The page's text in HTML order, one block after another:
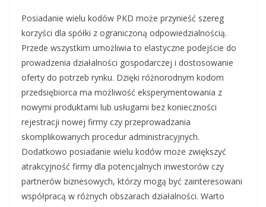
Posiadanie wielu kodów PKD może przynieść szereg
korzyści dla spółki z ograniczoną odpowiedzialnością.
Przede wszystkim umożliwia to elastyczne podejście do
prowadzenia działalności gospodarczej i dostosowanie
oferty do potrzeb rynku. Dzięki różnorodnym kodom
przedsiębiorca ma możliwość eksperymentowania z
nowymi produktami lub usługami bez konieczności
rejestracji nowej firmy czy przeprowadzania
skomplikowanych procedur administracyjnych.
Dodatkowo posiadanie wielu kodów może zwiększyć
atrakcyjność firmy dla potencjalnych inwestorów czy
partnerów biznesowych, którzy mogą być zainteresowani
współpracą w różnych obszarach działalności. Warto